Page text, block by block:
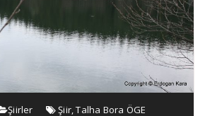
Şiirler Şiir,Talha Bora ÖGE